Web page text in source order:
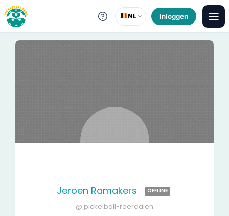
Jeroen Ramakers OFFLINE
@ pickelball-roerdalen
NL Inloggen